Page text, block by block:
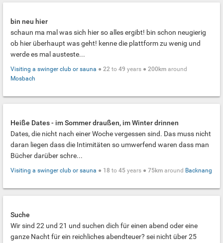
bin neu hier
schaun ma mal was sich hier so alles ergibt! bin schon neugierig
ob hier überhaupt was geht! kenne die plattform zu wenig und
werde es mal austeste...
Visiting a swinger club or sauna ● 22 to 49 years ● 200km around
Mosbach
Heiße Dates - im Sommer draußen, im Winter drinnen
Dates, die nicht nach einer Woche vergessen sind. Das muss nicht
daran liegen dass die Intimitäten so umwerfend waren dass man
Bücher darüber schre...
Visiting a swinger club or sauna ● 18 to 45 years ● 75km around Backnang
Suche
Wir sind 22 und 21 und suchen dich für einen abend oder eine
ganze Nacht für ein reichliches abendteuer? sei nicht über 25